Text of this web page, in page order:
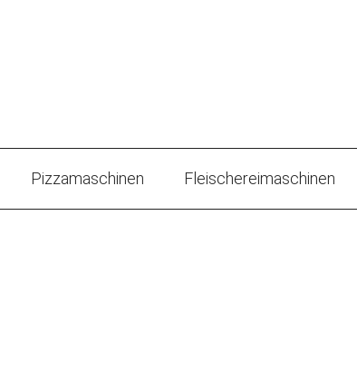
Pizzamaschinen Fleischereimaschinen